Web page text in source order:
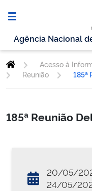
Agência Nacional
Acesso à
Reunião
185ª
185ª Reunião
20/05/
24/05/